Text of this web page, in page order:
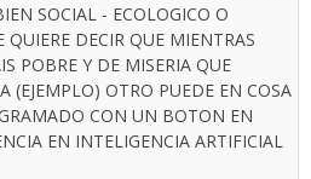
SOCIAL - ECOLOGICO O
DECIR QUE MIENTRAS
POBRE Y DE MISERIA QUE
(EJEMPLO) OTRO PUEDE EN COSA
CON UN BOTON EN
EN INTELIGENCIA ARTIFICIAL